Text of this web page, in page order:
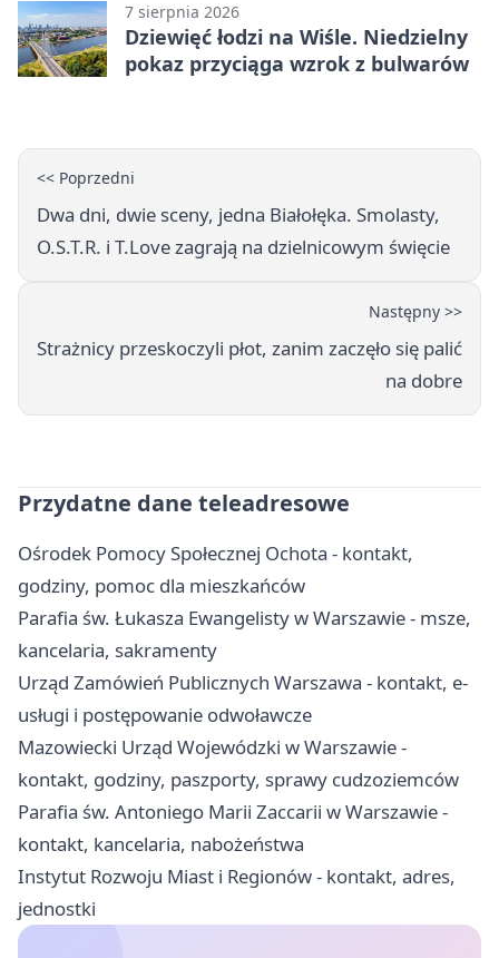
7 sierpnia 2026
Dziewięć łodzi na Wiśle. Niedzielny
pokaz przyciąga wzrok z bulwarów
<< Poprzedni
Dwa dni, dwie sceny, jedna Białołęka. Smolasty,
O.S.T.R. i T.Love zagrają na dzielnicowym święcie
Następny >>
Strażnicy przeskoczyli płot, zanim zaczęło się palić
na dobre
Przydatne dane teleadresowe
Ośrodek Pomocy Społecznej Ochota - kontakt,
godziny, pomoc dla mieszkańców
Parafia św. Łukasza Ewangelisty w Warszawie - msze,
kancelaria, sakramenty
Urząd Zamówień Publicznych Warszawa - kontakt, e-
usługi i postępowanie odwoławcze
Mazowiecki Urząd Wojewódzki w Warszawie -
kontakt, godziny, paszporty, sprawy cudzoziemców
Parafia św. Antoniego Marii Zaccarii w Warszawie -
kontakt, kancelaria, nabożeństwa
Instytut Rozwoju Miast i Regionów - kontakt, adres,
jednostki